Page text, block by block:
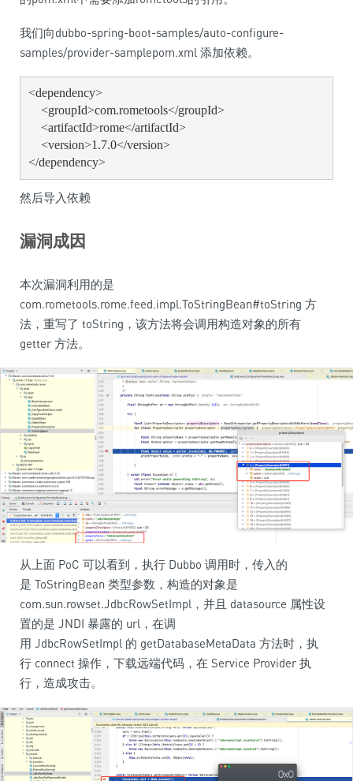
我们向dubbo-spring-boot-samples/auto-configure-
samples/provider-samplepom.xml 添加依赖。
<dependency>
    <groupId>com.rometools</groupId>
    <artifactId>rome</artifactId>
    <version>1.7.0</version>
</dependency>
然后导入依赖
漏洞成因
本次漏洞利用的是
com.rometools.rome.feed.impl.ToStringBean#toString 方
法，重写了 toString，该方法将会调用构造对象的所有
getter 方法。
从上面 PoC 可以看到，执行 Dubbo 调用时，传入的
是 ToStringBean 类型参数，构造的对象是
com.sun.rowset.JdbcRowSetImpl，并且 datasource 属性设
置的是 JNDI 暴露的 url，在调
用 JdbcRowSetImpl 的 getDatabaseMetaData 方法时，执
行 connect 操作，下载远端代码，在 Service Provider 执
行，造成攻击。